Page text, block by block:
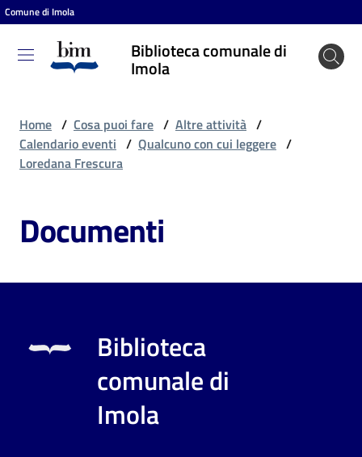
Vai al contenuto
Vai alla navigazione
Vai al footer
Comune di Imola
Biblioteca comunale di
Imola
Biblioteca
comunale
Cosa
fare
Scopri
Home / Cosa puoi fare / Altre attività /
Calendario eventi / Qualcuno con cui leggere /
Loredana Frescura
Documenti
Biblioteca
comunale di
Imola